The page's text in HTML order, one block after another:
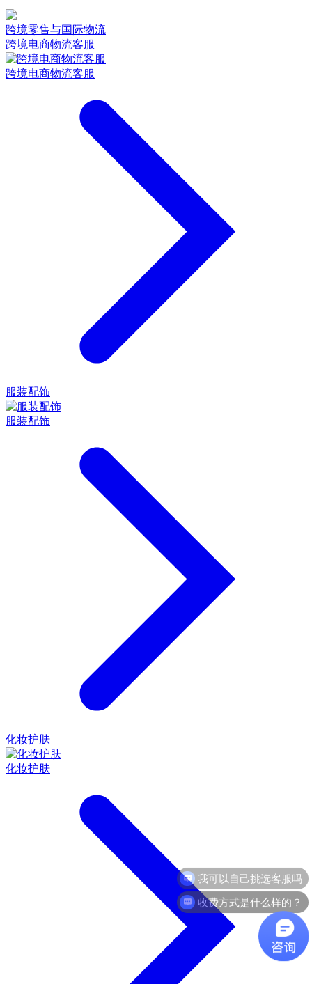
跨境零售与国际物流
跨境电商物流客服
跨境电商物流客服
服装配饰
服装配饰
化妆护肤
化妆护肤
收费方式是什么样的？